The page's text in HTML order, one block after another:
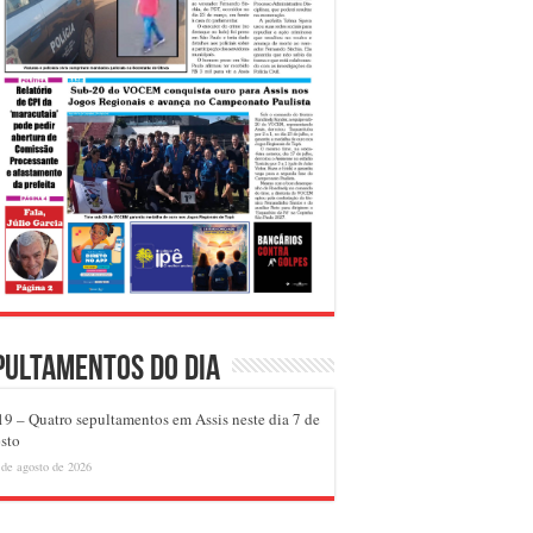
do dia
– Quatro sepultamentos em Assis neste dia 7 de
agosto de 2026